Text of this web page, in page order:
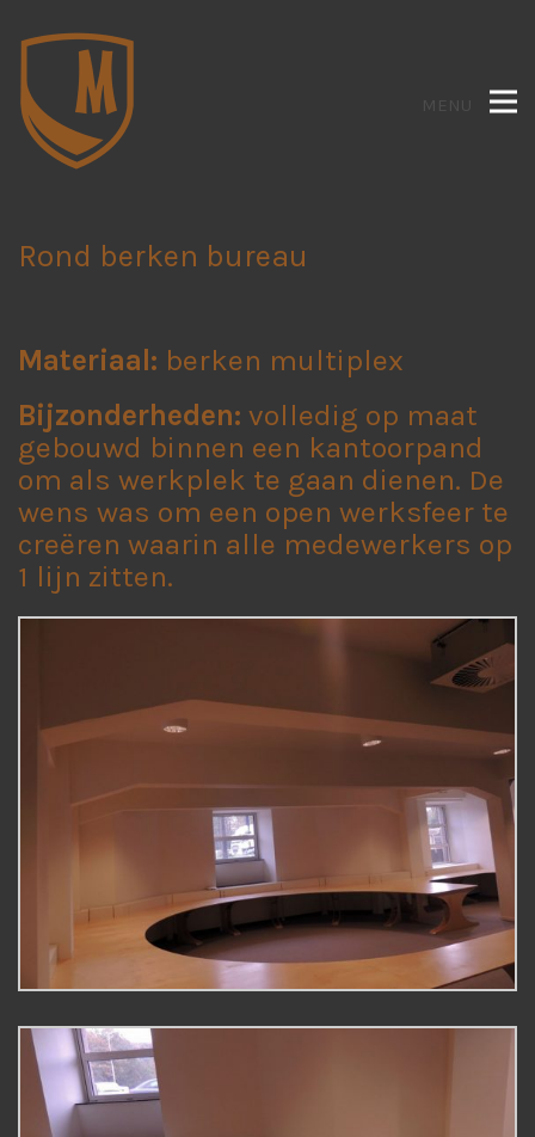
MENU
Rond berken bureau
Materiaal: berken multiplex
Bijzonderheden: volledig op maat
gebouwd binnen een kantoorpand
om als werkplek te gaan dienen. De
wens was om een open werksfeer te
creëren waarin alle medewerkers op
1 lijn zitten.